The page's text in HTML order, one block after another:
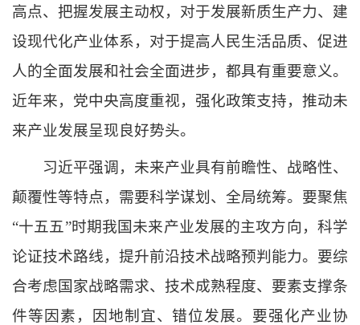
高点、把握发展主动权，对于发展新质生产力、建
设现代化产业体系，对于提高人民生活品质、促进
人的全面发展和社会全面进步，都具有重要意义。
近年来，党中央高度重视，强化政策支持，推动未
来产业发展呈现良好势头。
习近平强调，未来产业具有前瞻性、战略性、
颠覆性等特点，需要科学谋划、全局统筹。要聚焦
“十五五”时期我国未来产业发展的主攻方向，科学
论证技术路线，提升前沿技术战略预判能力。要综
合考虑国家战略需求、技术成熟程度、要素支撑条
件等因素，因地制宜、错位发展。要强化产业协